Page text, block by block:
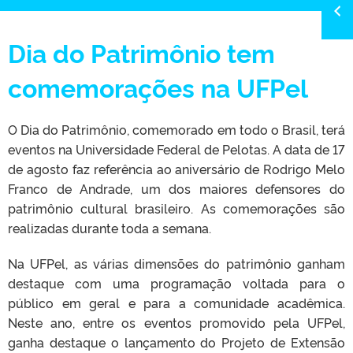
Dia do Patrimônio tem
comemorações na UFPel
O Dia do Patrimônio, comemorado em todo o Brasil, terá
eventos na Universidade Federal de Pelotas. A data de 17
de agosto faz referência ao aniversário de Rodrigo Melo
Franco de Andrade, um dos maiores defensores do
patrimônio cultural brasileiro. As comemorações são
realizadas durante toda a semana.
Na UFPel, as várias dimensões do patrimônio ganham
destaque com uma programação voltada para o
público em geral e para a comunidade acadêmica.
Neste ano, entre os eventos promovido pela UFPel,
ganha destaque o lançamento do Projeto de Extensão